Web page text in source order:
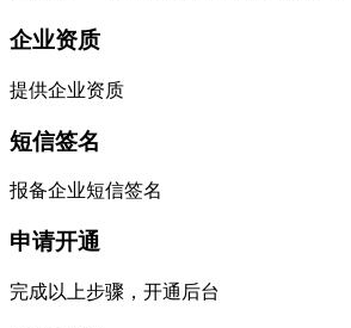
企业资质
提供企业资质
短信签名
报备企业短信签名
申请开通
完成以上步骤，开通后台